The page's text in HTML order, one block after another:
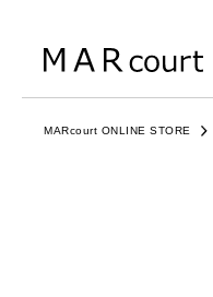
MARcourt ONLINE STORE